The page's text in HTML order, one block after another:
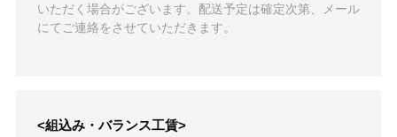
いただく場合がございます。配送予定は確定次第、メール
にてご連絡をさせていただきます。
<組込み・バランス工賃>